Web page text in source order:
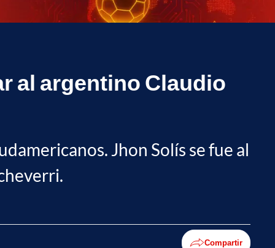
al argentino Claudio
Jhon Solís se fue al
Compartir